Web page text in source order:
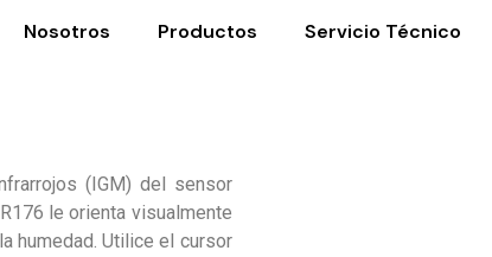
Nosotros Productos Servicio Técnico
(IGM) del sensor
le orienta visualmente
humedad. Utilice el cursor